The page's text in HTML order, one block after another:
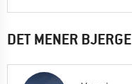
DET MENER